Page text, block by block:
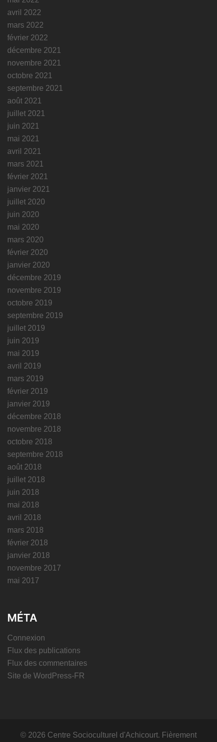
avril 2022
mars 2022
février 2022
décembre 2021
novembre 2021
octobre 2021
septembre 2021
août 2021
juillet 2021
juin 2021
mai 2021
avril 2021
mars 2021
février 2021
janvier 2021
juillet 2020
juin 2020
mai 2020
mars 2020
février 2020
janvier 2020
décembre 2019
novembre 2019
octobre 2019
septembre 2019
juillet 2019
juin 2019
mai 2019
avril 2019
mars 2019
février 2019
janvier 2019
décembre 2018
novembre 2018
octobre 2018
septembre 2018
août 2018
juillet 2018
juin 2018
mai 2018
avril 2018
mars 2018
février 2018
janvier 2018
novembre 2017
mai 2017
MÉTA
Connexion
Flux des publications
Flux des commentaires
Site de WordPress-FR
© 2026 Centre Socioculturel d'Achicourt. Fièrement